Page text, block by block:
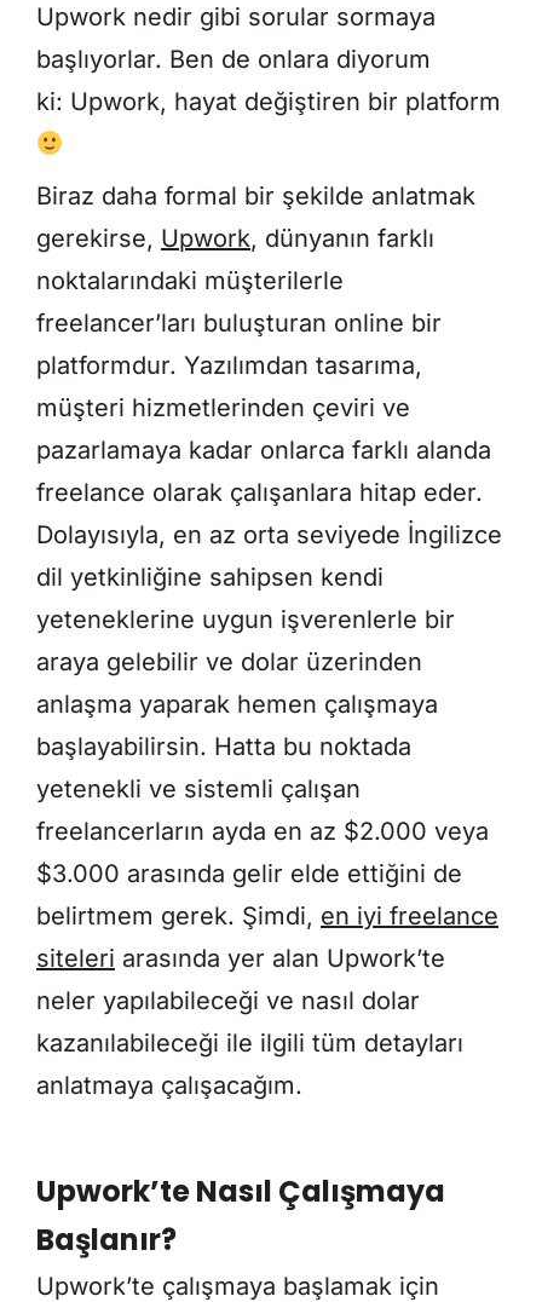
Upwork nedir gibi sorular sormaya
başlıyorlar. Ben de onlara diyorum
ki: Upwork, hayat değiştiren bir platform
Biraz daha formal bir şekilde anlatmak
gerekirse, Upwork, dünyanın farklı
noktalarındaki müşterilerle
freelancer’ları buluşturan online bir
platformdur. Yazılımdan tasarıma,
müşteri hizmetlerinden çeviri ve
pazarlamaya kadar onlarca farklı alanda
freelance olarak çalışanlara hitap eder.
Dolayısıyla, en az orta seviyede İngilizce
dil yetkinliğine sahipsen kendi
yeteneklerine uygun işverenlerle bir
araya gelebilir ve dolar üzerinden
anlaşma yaparak hemen çalışmaya
başlayabilirsin. Hatta bu noktada
yetenekli ve sistemli çalışan
freelancerların ayda en az $2.000 veya
$3.000 arasında gelir elde ettiğini de
belirtmem gerek. Şimdi, en iyi freelance
siteleri arasında yer alan Upwork’te
neler yapılabileceği ve nasıl dolar
kazanılabileceği ile ilgili tüm detayları
anlatmaya çalışacağım.
Upwork’te Nasıl Çalışmaya
Başlanır?
Upwork’te çalışmaya başlamak için